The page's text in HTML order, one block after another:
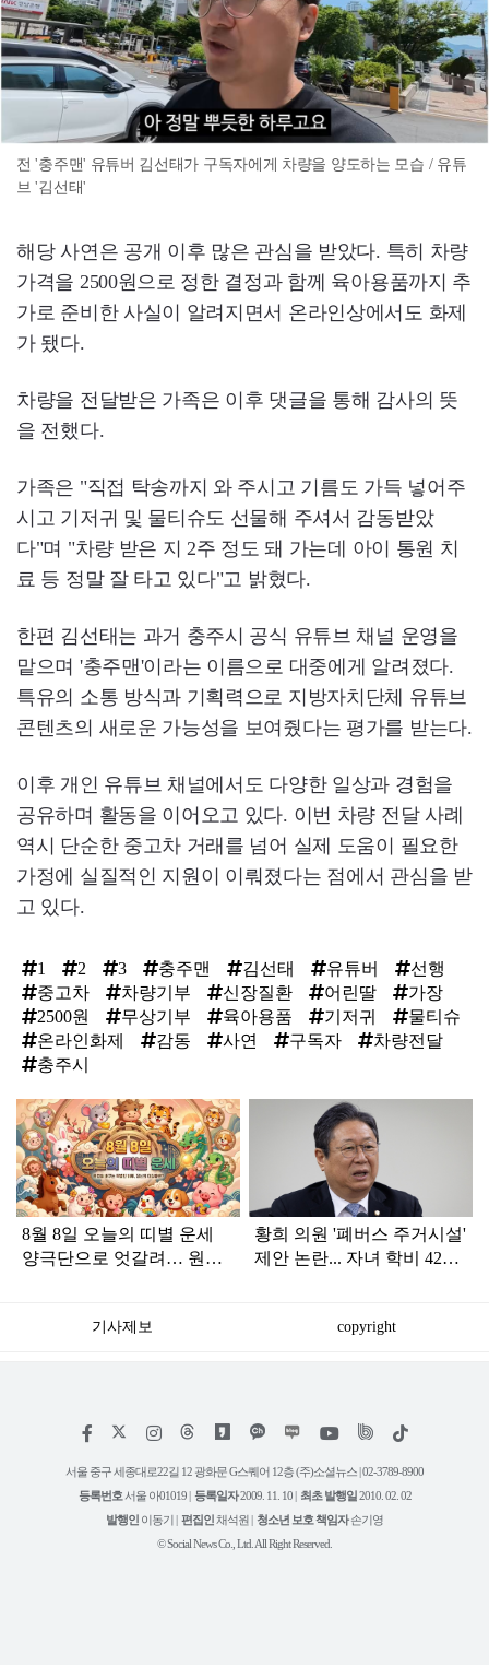
전 '충주맨' 유튜버 김선태가 구독자에게 차량을 양도하는 모습 / 유튜
브 '김선태'
해당 사연은 공개 이후 많은 관심을 받았다. 특히 차량
가격을 2500원으로 정한 결정과 함께 육아용품까지 추
가로 준비한 사실이 알려지면서 온라인상에서도 화제
가 됐다.
차량을 전달받은 가족은 이후 댓글을 통해 감사의 뜻
을 전했다.
가족은 "직접 탁송까지 와 주시고 기름도 가득 넣어주
시고 기저귀 및 물티슈도 선물해 주셔서 감동받았
다"며 "차량 받은 지 2주 정도 돼 가는데 아이 통원 치
료 등 정말 잘 타고 있다"고 밝혔다.
한편 김선태는 과거 충주시 공식 유튜브 채널 운영을
맡으며 '충주맨'이라는 이름으로 대중에게 알려졌다.
특유의 소통 방식과 기획력으로 지방자치단체 유튜브
콘텐츠의 새로운 가능성을 보여줬다는 평가를 받는다.
이후 개인 유튜브 채널에서도 다양한 일상과 경험을
공유하며 활동을 이어오고 있다. 이번 차량 전달 사례
역시 단순한 중고차 거래를 넘어 실제 도움이 필요한
가정에 실질적인 지원이 이뤄졌다는 점에서 관심을 받
고 있다.
1 2 3 충주맨 김선태 유튜버
선행
중고차
차량기부 신장질환 어린딸
가장
2500원
무상기부 육아용품 기저귀
물티슈
온라인화제
감동 사연 구독자
차량전달
충주시
탑
라
인
8월 8일 오늘의 띠별 운세
양극단으로 엇갈려… 원숭
황희 의원 '폐버스 주거시설'
제안 논란... 자녀 학비 4200
기사제보 copyright
페
스
인
타
램
위
트
유
튜
틱
서울 중구 세종대로22길 12 광화문 G스퀘어 12층 (주)소셜뉴스 | 02-3789-8900
등록번호 서울 아01019 | 등록일자2009. 11. 10 | 최초 발행일2010. 02. 02
발행인 이동기 | 편집인채석원 | 청소년 보호 책임자손기영
© Social News Co., Ltd. All Right Reserved.